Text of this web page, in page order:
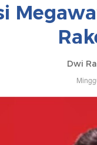
Dwi